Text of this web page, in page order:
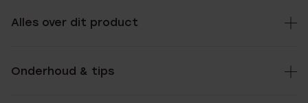
Alles over dit product
Onderhoud & tips